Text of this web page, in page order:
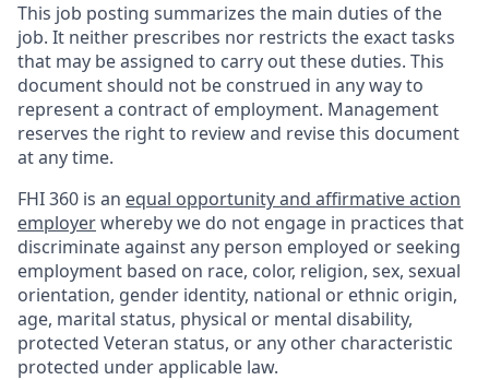
This job posting summarizes the main duties of the
job. It neither prescribes nor restricts the exact tasks
that may be assigned to carry out these duties. This
document should not be construed in any way to
represent a contract of employment. Management
reserves the right to review and revise this document
at any time.
FHI 360 is an equal opportunity and affirmative action
employerwhereby we do not engage in practices that
discriminate against any person employed or seeking
employment based on race, color, religion, sex, sexual
orientation, gender identity, national or ethnic origin,
age, marital status, physical or mental disability,
protected Veteran status, or any other characteristic
protected under applicable law.